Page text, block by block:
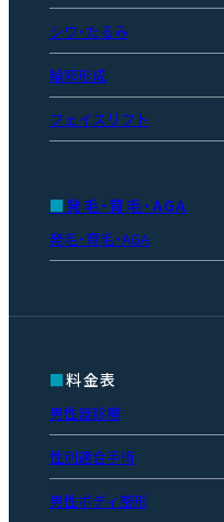
シワ・たるみ
輪郭形成
フェイスリフト
発毛・育毛・AGA
発毛・育毛・AGA
料金表
男性器診療
性別適合手術
男性ボディ整形